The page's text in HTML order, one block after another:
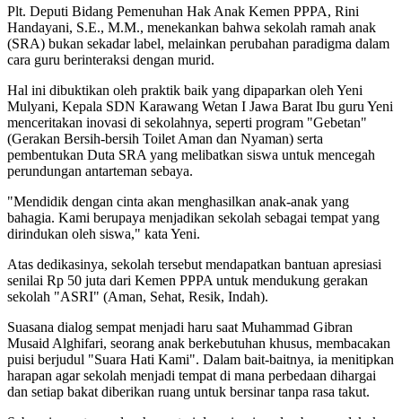
Plt. Deputi Bidang Pemenuhan Hak Anak Kemen PPPA, Rini
Handayani, S.E., M.M., menekankan bahwa sekolah ramah anak
(SRA) bukan sekadar label, melainkan perubahan paradigma dalam
cara guru berinteraksi dengan murid.
Hal ini dibuktikan oleh praktik baik yang dipaparkan oleh Yeni
Mulyani, Kepala SDN Karawang Wetan I Jawa Barat Ibu guru Yeni
menceritakan inovasi di sekolahnya, seperti program "Gebetan"
(Gerakan Bersih-bersih Toilet Aman dan Nyaman) serta
pembentukan Duta SRA yang melibatkan siswa untuk mencegah
perundungan antarteman sebaya.
"Mendidik dengan cinta akan menghasilkan anak-anak yang
bahagia. Kami berupaya menjadikan sekolah sebagai tempat yang
dirindukan oleh siswa," kata Yeni.
Atas dedikasinya, sekolah tersebut mendapatkan bantuan apresiasi
senilai Rp 50 juta dari Kemen PPPA untuk mendukung gerakan
sekolah "ASRI" (Aman, Sehat, Resik, Indah).
Suasana dialog sempat menjadi haru saat Muhammad Gibran
Musaid Alghifari, seorang anak berkebutuhan khusus, membacakan
puisi berjudul "Suara Hati Kami". Dalam bait-baitnya, ia menitipkan
harapan agar sekolah menjadi tempat di mana perbedaan dihargai
dan setiap bakat diberikan ruang untuk bersinar tanpa rasa takut.